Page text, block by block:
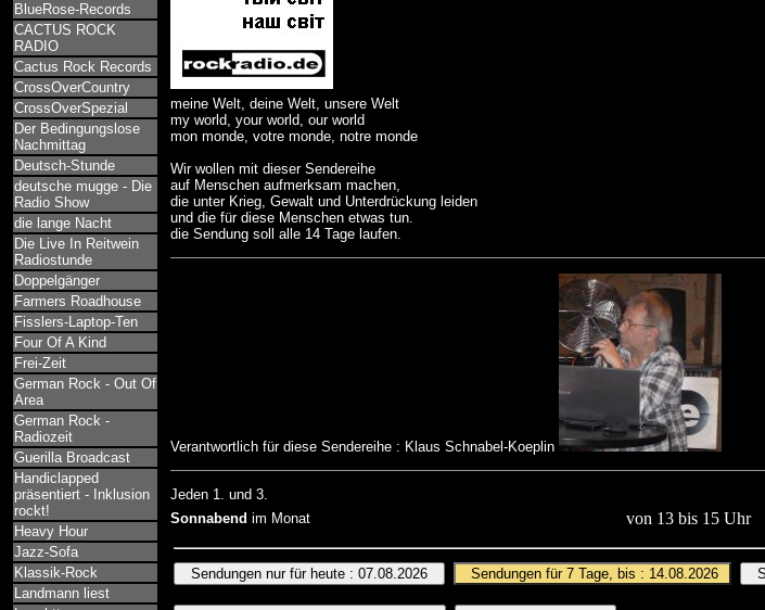
BlueRose-Records
CACTUS ROCK
RADIO
Cactus Rock Records
CrossOverCountry
CrossOverSpezial
Der Bedingungslose
Nachmittag
Deutsch-Stunde
deutsche mugge - Die
Radio Show
die lange Nacht
Die Live In Reitwein
Radiostunde
Doppelgänger
Farmers Roadhouse
Fisslers-Laptop-Ten
Four Of A Kind
Frei-Zeit
German Rock - Out Of
Area
German Rock -
Radiozeit
Guerilla Broadcast
Handiclapped
präsentiert - Inklusion
rockt!
Heavy Hour
Jazz-Sofa
Klassik-Rock
Landmann liest
meine Welt, deine Welt, unsere Welt
my world, your world, our world
mon monde, votre monde, notre monde
Wir wollen mit dieser Sendereihe
auf Menschen aufmerksam machen,
die unter Krieg, Gewalt und Unterdrückung leiden
und die für diese Menschen etwas tun.
die Sendung soll alle 14 Tage laufen.
Verantwortlich für diese Sendereihe : Klaus Schnabel-Koeplin
Jeden 1. und 3.
Sonnabend im Monat von 13 bis 15 Uhr